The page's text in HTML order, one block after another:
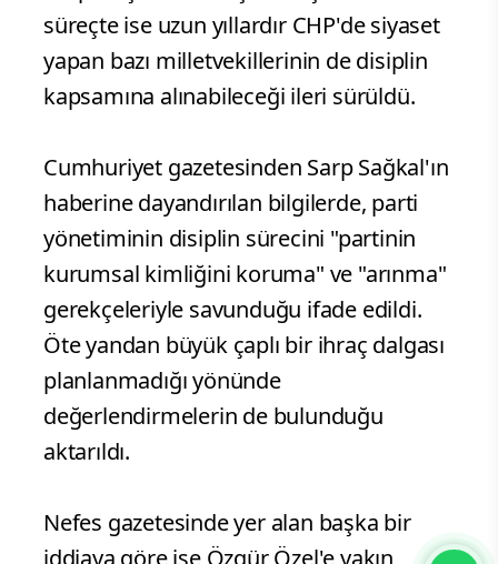
süreçte ise uzun yıllardır CHP'de siyaset
yapan bazı milletvekillerinin de disiplin
kapsamına alınabileceği ileri sürüldü.
Cumhuriyet gazetesinden Sarp Sağkal'ın
haberine dayandırılan bilgilerde, parti
yönetiminin disiplin sürecini "partinin
kurumsal kimliğini koruma" ve "arınma"
gerekçeleriyle savunduğu ifade edildi.
Öte yandan büyük çaplı bir ihraç dalgası
planlanmadığı yönünde
değerlendirmelerin de bulunduğu
aktarıldı.
Nefes gazetesinde yer alan başka bir